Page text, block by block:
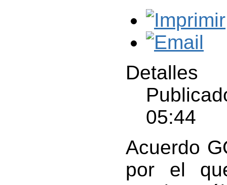
Detalles
05:44
Acuerdo
por el